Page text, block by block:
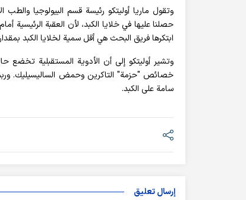
وتقول ماريا أوليتكو رئيسة قسم البيولوجيا
حصلنا عليها في خلايا الكبد، لأن العقبة الرئيسية
ابتكرها فريق البحث هي أقل سمية لخلايا الكبد بمقدار 1.5-4 مرات من التاكرين النقي".
وتشير أوليتكو إلى أن الأدوية المستقبلية تخضع
خصائص "حزمة" التاكرين وحمض الساليسيليك.
سامة على الكبد.
إرسال تعليق